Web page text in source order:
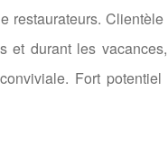
restaurateurs.
et durant les
Fort potentiel